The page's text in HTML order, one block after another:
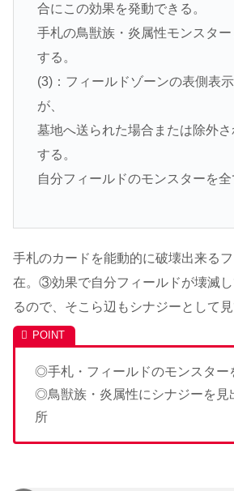
合にこの効果を発動できる。
手札の鳥獣族・炎属性モンスタ
する。
(3)：フィールドゾーンの表側表
が、
墓地へ送られた場合または除外
する。
自分フィールドのモンスターを全
手札のカードを能動的に破壊出来る
在。③効果で自分フィールドが壊滅
るので、そこら辺もシナジーとして見
◎手札・フィールドのモンスター
◎鳥獣族・炎属性にシナジーを見
所